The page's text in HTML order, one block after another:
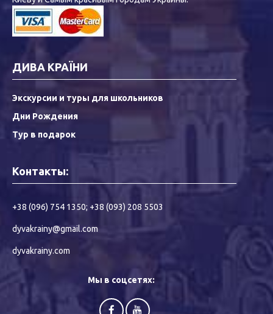
ДИВА КРАЇНИ
Экскурсии и туры для школьников
Дни Рождения
Тур в подарок
Контакты:
+38 (096) 754 1350; +38 (093) 208 5503
dyvakrainy@gmail.com
dyvakrainy.com
Мы в соцсетях: